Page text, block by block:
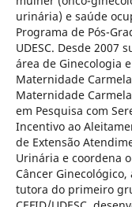
urinária) e saúde
Programa de Pós-
UDESC. Desde 2007
área de Ginecologia
Maternidade
Maternidade
em Pesquisa com
Incentivo ao
de Extensão
Urinária e coordena
Câncer Ginecológico,
tutora do primeiro